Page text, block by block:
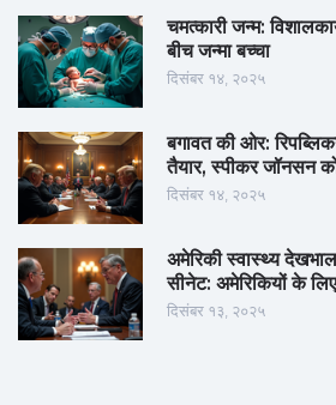
चमत्कारी जन्म:
बीच जन्मा बच्चा
दिसंबर १४, २०२५
बगावत की ओर:
तैयार, स्पीकर जॉनसन
दिसंबर १४, २०२५
अमेरिकी स्वास्थ्य
सीनेट: अमेरिकियों के
दिसंबर १३, २०२५